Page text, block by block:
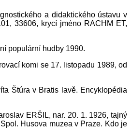
a didaktického ústavu v
33606, krycí jméno RACHM ET,
populární hudby 1990.
komi se 17. listopadu 1989, od
Štúra v Bratis lavě. Encyklopédia
ERŠIL, nar. 20. 1. 1926, tajný
Husova muzea v Praze. Kdo je